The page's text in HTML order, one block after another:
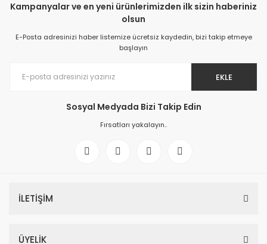
Kampanyalar ve en yeni ürünlerimizden ilk sizin haberiniz
olsun
E-Posta adresinizi haber listemize ücretsiz kaydedin, bizi takip etmeye
başlayın
EKLE
Sosyal Medyada Bizi Takip Edin
Fırsatları yakalayın..
İLETİŞİM
ÜYELİK